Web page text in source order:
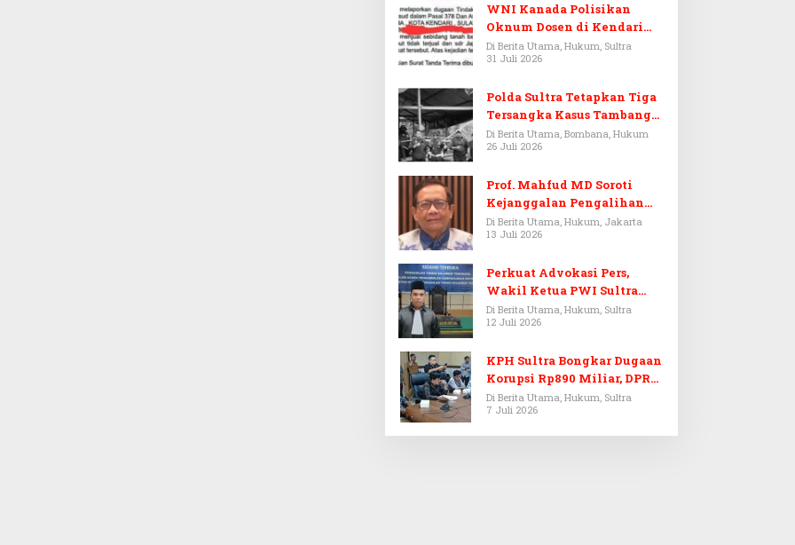
WNI Kanada Polisikan
Oknum Dosen di Kendari
Terkait Aset Puluhan Miliar
Di Berita Utama, Hukum, Sultra
31 Juli 2026
Polda Sultra Tetapkan Tiga
Tersangka Kasus Tambang
Emas Ilegal di Bombana
Di Berita Utama, Bombana, Hukum
26 Juli 2026
Prof. Mahfud MD Soroti
Kejanggalan Pengalihan
Penyelidikan Tersangka
Febrie Adriansyah
Di Berita Utama, Hukum, Jakarta
13 Juli 2026
Perkuat Advokasi Pers,
Wakil Ketua PWI Sultra
Resmi Dilantik Menjadi
Advokat PERADI
Di Berita Utama, Hukum, Sultra
12 Juli 2026
KPH Sultra Bongkar Dugaan
Korupsi Rp890 Miliar, DPRD
Sultra Gelar RDP
Di Berita Utama, Hukum, Sultra
7 Juli 2026